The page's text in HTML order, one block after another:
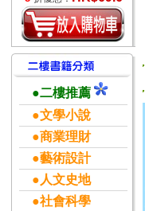
●二樓推薦
●文學小說
●商業理財
●藝術設計
●人文史地
●社會科學